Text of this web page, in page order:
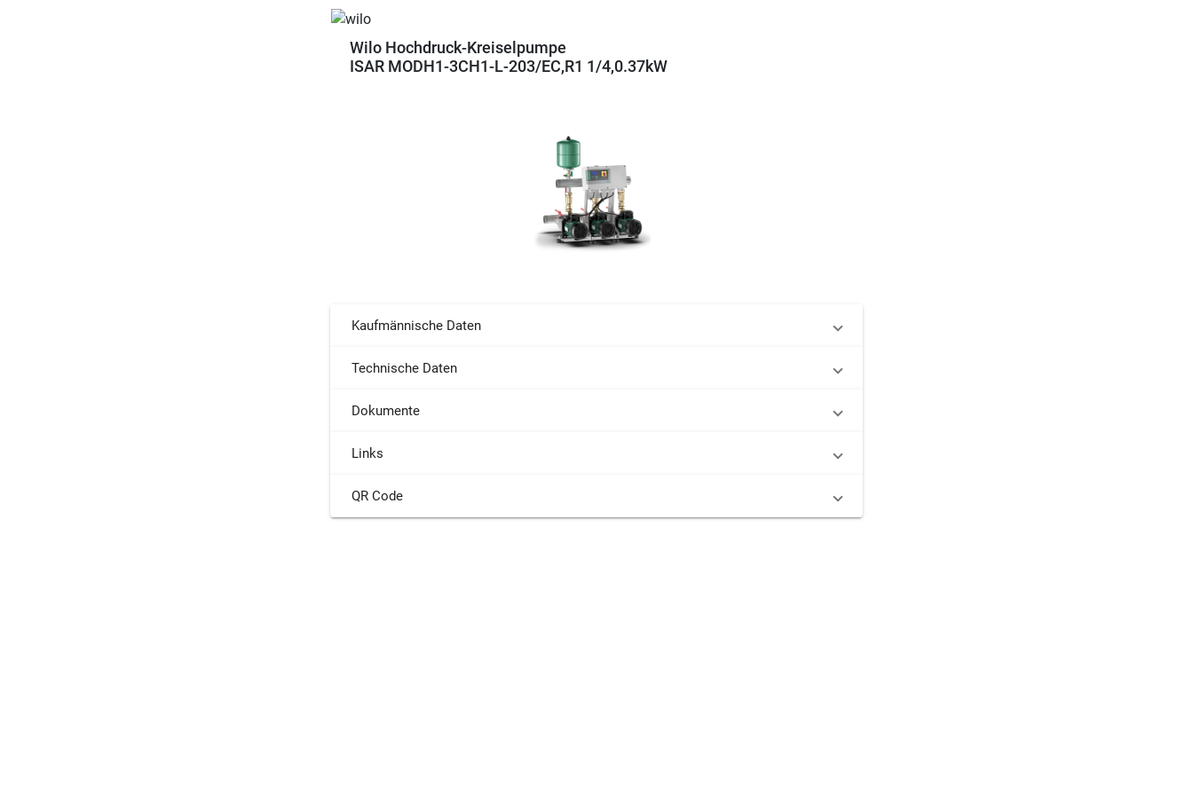
Wilo Hochdruck-Kreiselpumpe
ISAR MODH1-3CH1-L-203/EC,R1 1/4,0.37kW
Kaufmännische Daten
Technische Daten
Dokumente
Links
QR Code